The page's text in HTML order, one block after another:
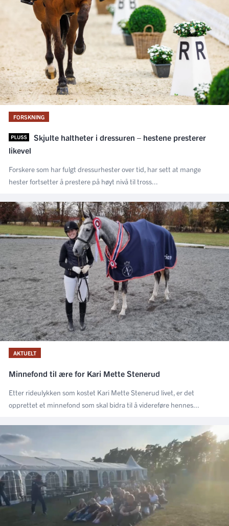
FORSKNING
Skjulte haltheter i dressuren – hestene presterer
likevel
Forskere som har fulgt dressurhester over tid, har sett at mange
hester fortsetter å prestere på høyt nivå til tross...
AKTUELT
Minnefond til ære for Kari Mette Stenerud
Etter rideulykken som kostet Kari Mette Stenerud livet, er det
opprettet et minnefond som skal bidra til å videreføre hennes...